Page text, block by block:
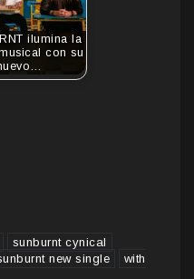
ilumina la
con su
sunburnt cynical
new single
with